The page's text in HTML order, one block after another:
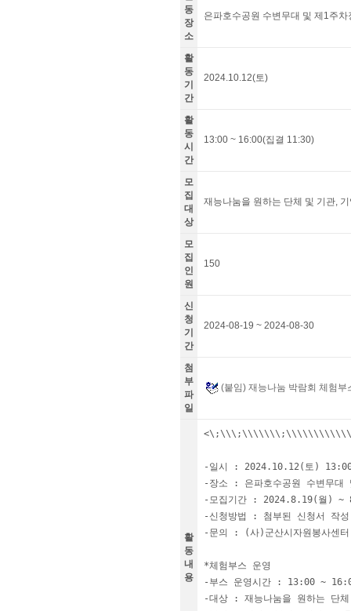
동
장
소
은파호수공원 수변무대 및 제1주차
활
동
기
간
2024.10.12(토)
활
동
시
간
13:00 ~ 16:00(집결 11:30)
모
집
대
상
재능나눔을 원하는 단체 및 기관,
모
집
인
원
150
신
청
기
간
2024-08-19 ~ 2024-08-30
첨
부
파
일
(붙임) 재능나눔 박람회 체험부
활
동
내
용
-일시 : 2024.10.12(토)
-장소 : 은파호수공원 수변무대
-모집기간 : 2024.8.19(월) ~
-신청방법 : 첨부된 신청서 작
-문의 : (사)군산시자원봉사센
*체험부스 운영
-부스 운영시간 : 13:00 ~
-대상 : 재능나눔을 원하는 단